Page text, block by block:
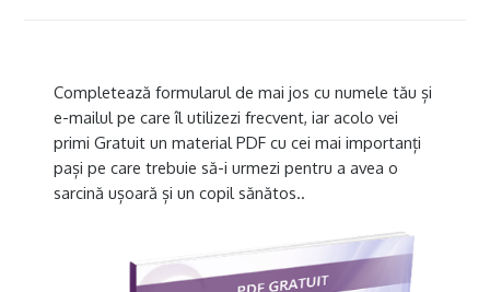
Completează formularul de mai jos cu numele tău și
e-mailul pe care îl utilizezi frecvent, iar acolo vei
primi Gratuit un material PDF cu cei mai importanți
pași pe care trebuie să-i urmezi pentru a avea o
sarcină ușoară și un copil sănătos..